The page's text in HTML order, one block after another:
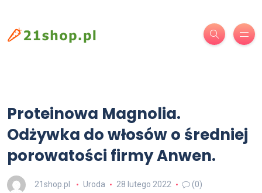
Proteinowa Magnolia.
Odżywka do włosów o średniej
porowatości firmy Anwen.
21shop.pl Uroda 28 lutego 2022 (0)